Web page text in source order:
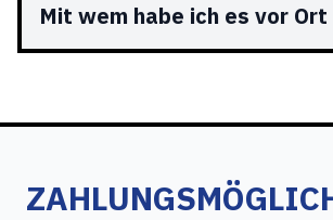
Mit wem habe ich es vor Ort